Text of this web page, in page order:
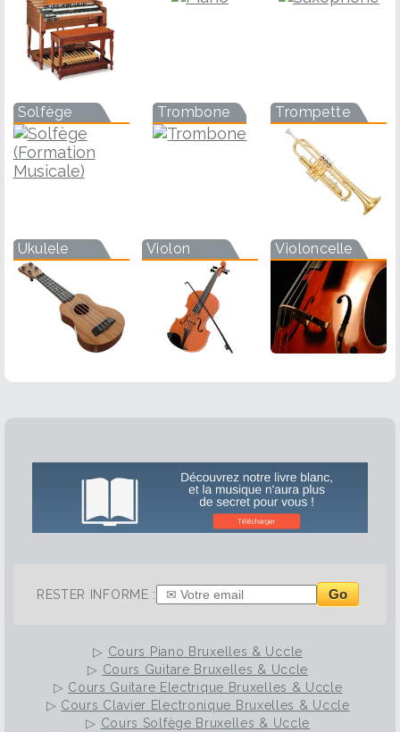
Solfège Trombone Trompette
Ukulele Violon Violoncelle
RESTER INFORME : Go
▷ Cours Piano Bruxelles & Uccle
▷ Cours Guitare Bruxelles & Uccle
▷ Cours Guitare Electrique Bruxelles & Uccle
▷ Cours Clavier Electronique Bruxelles & Uccle
▷ Cours Solfège Bruxelles & Uccle